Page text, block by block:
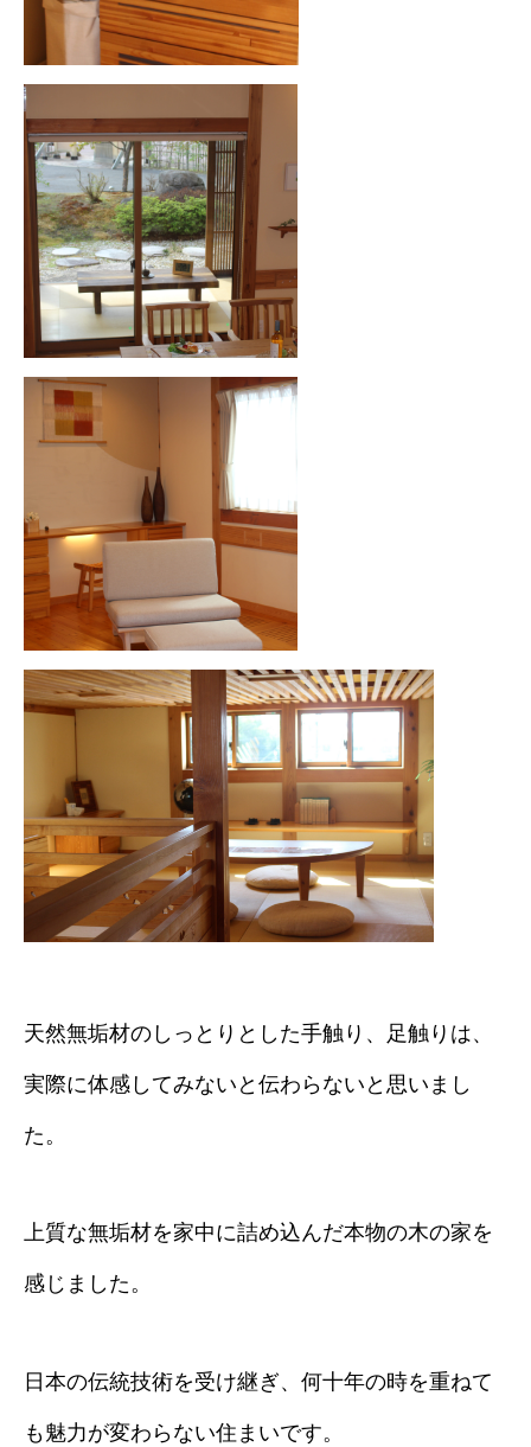
天然無垢材のしっとりとした手触り、足触りは、
実際に体感してみないと伝わらないと思いまし
た。
上質な無垢材を家中に詰め込んだ本物の木の家を
感じました。
日本の伝統技術を受け継ぎ、何十年の時を重ねて
も魅力が変わらない住まいです。